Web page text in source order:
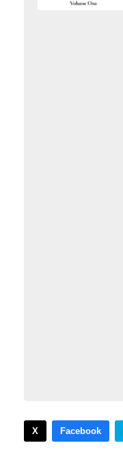
X Facebook